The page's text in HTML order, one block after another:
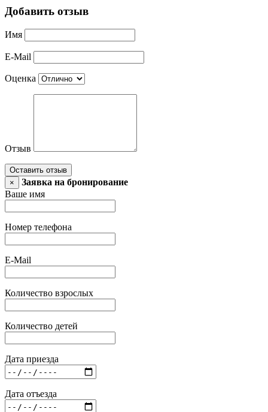
Добавить отзыв
Имя
E-Mail
Оценка
Отзыв
Оставить отзыв
×
Заявка на бронирование
Ваше имя
Номер телефона
E-Mail
Количество взрослых
Количество детей
Дата приезда
Дата отъезда